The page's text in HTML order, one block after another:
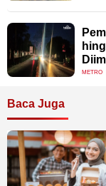
METRO
Baca Juga